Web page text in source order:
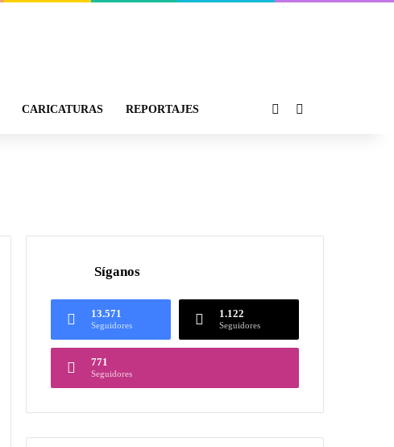
CARICATURAS REPORTAJES
Síganos
13.571
Seguidores
1.122
Seguidores
771
Seguidores